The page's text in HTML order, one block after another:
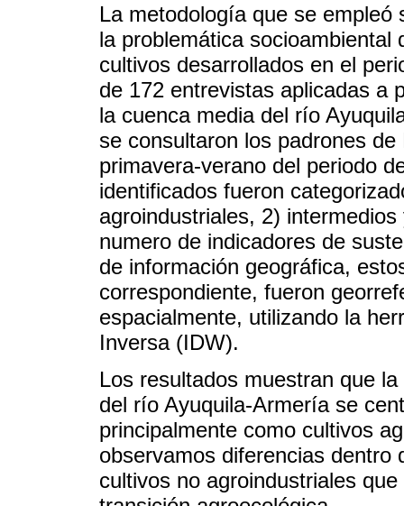
La metodología que se empleó
la problemática
cultivos desarrollados en el
de 172 entrevistas aplicadas a
la cuenca media del río
se consultaron los padrones
primavera-verano del periodo
identificados fueron
agroindustriales, 2)
numero de indicadores de
de información geográfica,
correspondiente, fueron
espacialmente, utilizando la
Inversa (IDW).
Los resultados muestran que
del río Ayuquila-Armería se
principalmente como cultivos
observamos diferencias dentro
cultivos no agroindustriales